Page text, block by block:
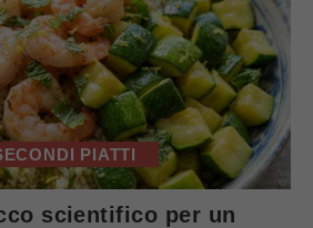
PIATTI
scientifico per un